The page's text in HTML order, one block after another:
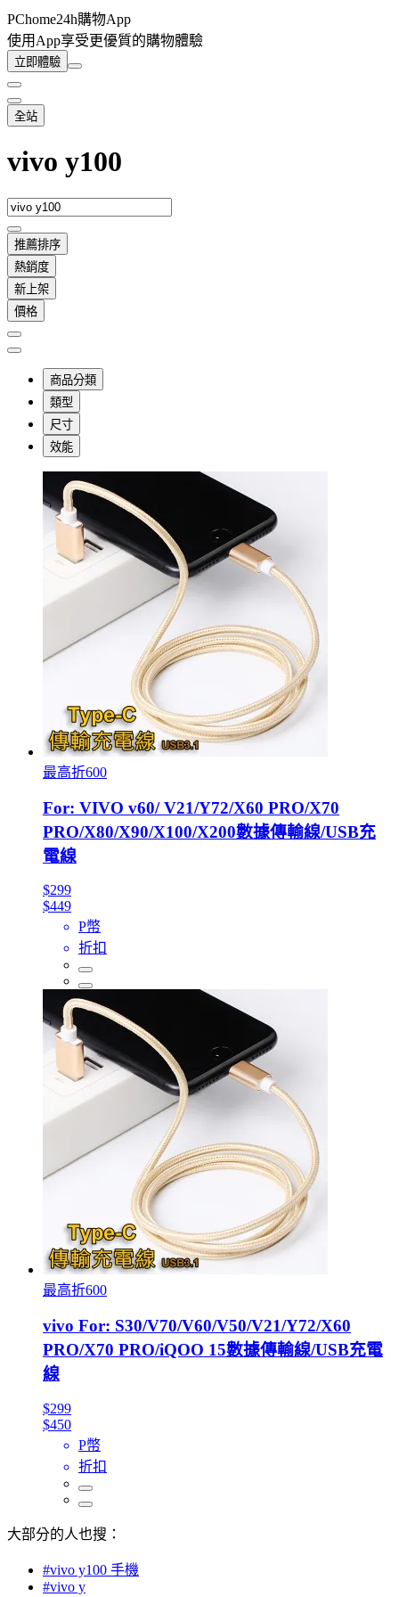
PChome24h購物App
使用App享受更優質的購物體驗
立即體驗
全站
vivo y100
推薦排序
熱銷度
新上架
價格
商品分類
類型
尺寸
效能
最高折600
For: VIVO v60/ V21/Y72/X60 PRO/X70
PRO/X80/X90/X100/X200數據傳輸線/USB充
電線
$299
$449
P幣
折扣
最高折600
vivo For: S30/V70/V60/V50/V21/Y72/X60
PRO/X70 PRO/iQOO 15數據傳輸線/USB充電
線
$299
$450
P幣
折扣
大部分的人也搜：
#vivo y100 手機
#vivo y